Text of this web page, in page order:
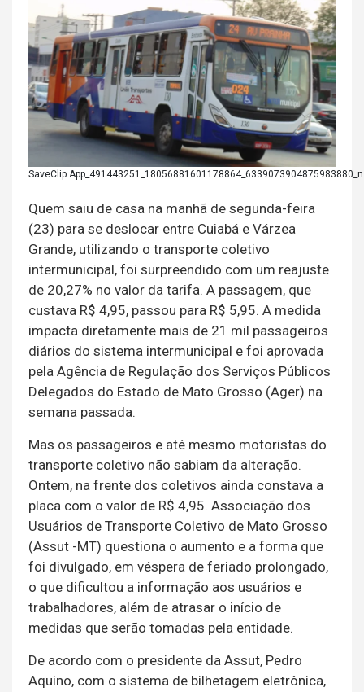
SaveClip.App_491443251_18056881601178864_6339073904875983880_n
Quem saiu de casa na manhã de segunda-feira
(23) para se deslocar entre Cuiabá e Várzea
Grande, utilizando o transporte coletivo
intermunicipal, foi surpreendido com um reajuste
de 20,27% no valor da tarifa. A passagem, que
custava R$ 4,95, passou para R$ 5,95. A medida
impacta diretamente mais de 21 mil passageiros
diários do sistema intermunicipal e foi aprovada
pela Agência de Regulação dos Serviços Públicos
Delegados do Estado de Mato Grosso (Ager) na
semana passada.
Mas os passageiros e até mesmo motoristas do
transporte coletivo não sabiam da alteração.
Ontem, na frente dos coletivos ainda constava a
placa com o valor de R$ 4,95. Associação dos
Usuários de Transporte Coletivo de Mato Grosso
(Assut -MT) questiona o aumento e a forma que
foi divulgado, em véspera de feriado prolongado,
o que dificultou a informação aos usuários e
trabalhadores, além de atrasar o início de
medidas que serão tomadas pela entidade.
De acordo com o presidente da Assut, Pedro
Aquino, com o sistema de bilhetagem eletrônica,